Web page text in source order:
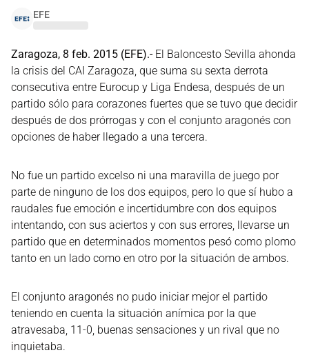
EFE
Zaragoza, 8 feb. 2015 (EFE).-El Baloncesto Sevilla ahonda
la crisis del CAI Zaragoza, que suma su sexta derrota
consecutiva entre Eurocup y Liga Endesa, después de un
partido sólo para corazones fuertes que se tuvo que decidir
después de dos prórrogas y con el conjunto aragonés con
opciones de haber llegado a una tercera.
No fue un partido excelso ni una maravilla de juego por
parte de ninguno de los dos equipos, pero lo que sí hubo a
raudales fue emoción e incertidumbre con dos equipos
intentando, con sus aciertos y con sus errores, llevarse un
partido que en determinados momentos pesó como plomo
tanto en un lado como en otro por la situación de ambos.
El conjunto aragonés no pudo iniciar mejor el partido
teniendo en cuenta la situación anímica por la que
atravesaba, 11-0, buenas sensaciones y un rival que no
inquietaba.